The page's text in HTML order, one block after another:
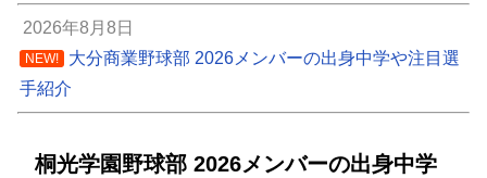
2026年8月8日
NEW!
大分商業野球部 2026メンバーの出身中学や注目選
手紹介
桐光学園野球部 2026メンバーの出身中学